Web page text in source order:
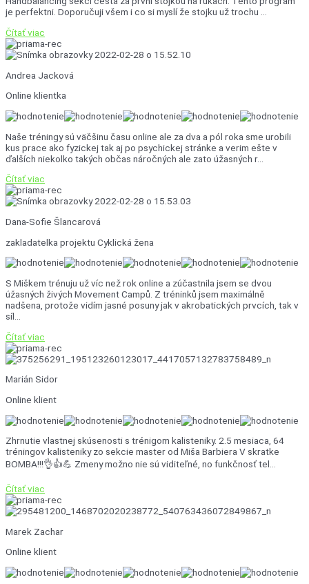
je perfektni. Doporučuji všem i co si myslí že stojku už trochu ...
Čítať viac
Andrea Jacková
Online klientka
Naše tréningy sú väčšinu času online ale za dva a pól roka sme urobili
kus prace ako fyzickej tak aj po psychickej stránke a verim ešte v
ďalších niekolko takých občas náročných ale zato úžasných r...
Čítať viac
Dana-Sofie Šlancarová
zakladatelka projektu Cyklická žena
S Miškem trénuju už víc než rok online a zúčastnila jsem se dvou
úžasných živých Movement Campů. Z tréninků jsem maximálně
nadšena, protože vidím jasné posuny jak v akrobatických prvcích, tak v
síl...
Čítať viac
Marián Sidor
Online klient
Zhrnutie vlastnej skúsenosti s trénigom kalisteniky. 2.5 mesiaca, 64
tréningov kalisteniky zo sekcie master od Miša Barbiera V skratke
BOMBA!!!👌👍💪 Zmeny možno nie sú viditeľné, no funkčnosť tel...
Čítať viac
Marek Zachar
Online klient